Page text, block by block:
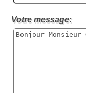
Votre message: